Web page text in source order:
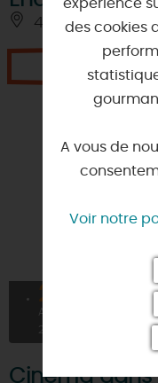
45270 -
Je réserve
27
AOÛT
2026
Cinéma dans
expérience
des cookies
A vous de
Voir notre